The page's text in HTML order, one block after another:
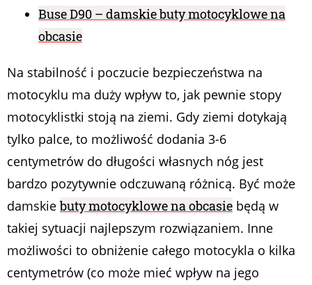
Buse D90 – damskie buty motocyklowe na
obcasie
Na stabilność i poczucie bezpieczeństwa na
motocyklu ma duży wpływ to, jak pewnie stopy
motocyklistki stoją na ziemi. Gdy ziemi dotykają
tylko palce, to możliwość dodania 3-6
centymetrów do długości własnych nóg jest
bardzo pozytywnie odczuwaną różnicą. Być może
damskiebuty motocyklowe na obcasie będą w
takiej sytuacji najlepszym rozwiązaniem. Inne
możliwości to obniżenie całego motocykla o kilka
centymetrów (co może mieć wpływ na jego